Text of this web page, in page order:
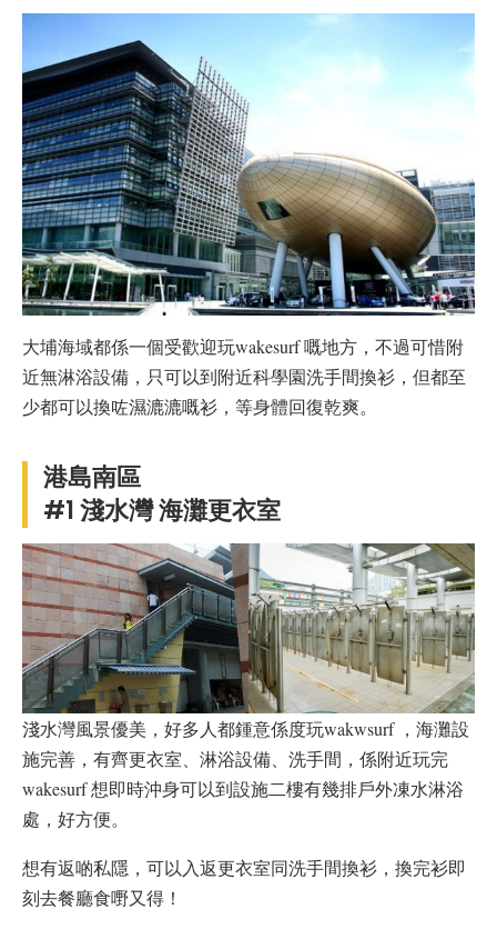
大埔海域都係一個受歡迎玩wakesurf 嘅地方，不過可惜附
近無淋浴設備，只可以到附近科學園洗手間換衫，但都至
少都可以換咗濕漉漉嘅衫，等身體回復乾爽。
港島南區
#1 淺水灣 海灘更衣室
淺水灣風景優美，好多人都鍾意係度玩wakwsurf ，海灘設
施完善，有齊更衣室、淋浴設備、洗手間，係附近玩完
wakesurf 想即時沖身可以到設施二樓有幾排戶外凍水淋浴
處，好方便。
想有返啲私隱，可以入返更衣室同洗手間換衫，換完衫即
刻去餐廳食嘢又得！